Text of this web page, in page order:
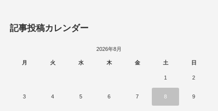
記事投稿カレンダー
2026年8月
月 火 水 木 金 土 日
1 2
3 4 5 6 7 8 9